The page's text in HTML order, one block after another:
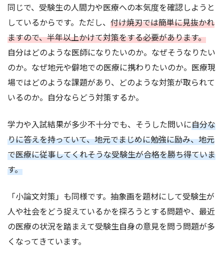
同じで、受験生の人間力や医療への本気度を確認しようと
しているからです。ただし、 付け焼刃では簡単に見抜かれ
ますので、半年以上かけて対策をする必要があります。
自分はどのような医師になりたいのか。なぜそうなりたい
のか。なぜ地元や僻地での医療に携わりたいのか。医療現
場ではどのような課題があり、どのような対策が取られて
いるのか。自分ならどう対策するか。
学力や入試結果が多少不十分でも、そうした問いに自分な
りに答えを持っていて、地元でまじめに勉強に励み、地元
で医療に従事してくれそうな受験生が合格を勝ち得ていま
す。
「小論文対策」も同様です。抽象画を題材にして受験生が
人や社会をどう捉えているかを探ろうとする問題や、最近
の医療の状況を踏まえて受験生自身の意見を問う問題が多
くなってきています。